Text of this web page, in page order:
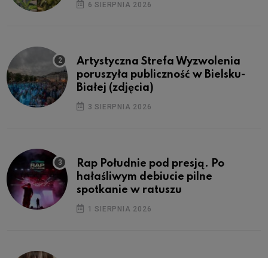
6 SIERPNIA 2026
Artystyczna Strefa Wyzwolenia
poruszyła publiczność w Bielsku-
Białej (zdjęcia)
3 SIERPNIA 2026
Rap Południe pod presją. Po
hałaśliwym debiucie pilne
spotkanie w ratuszu
1 SIERPNIA 2026